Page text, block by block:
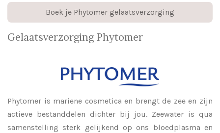
Boek je Phytomer gelaatsverzorging
Gelaatsverzorging Phytomer
Phytomer is mariene cosmetica en brengt de zee en zijn
actieve bestanddelen dichter bij jou. Zeewater is qua
samenstelling sterk gelijkend op ons bloedplasma en